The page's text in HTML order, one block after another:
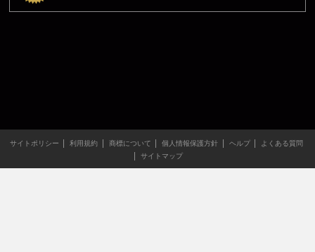
サイトポリシー 利用規約 商標について 個人情報保護方針 ヘルプ
よくある質問
サイトマップ